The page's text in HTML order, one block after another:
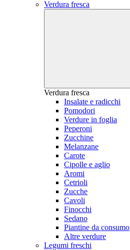
Verdura fresca
Verdura fresca
Insalate e radicchi
Pomodori
Verdure in foglia
Peperoni
Zucchine
Melanzane
Carote
Cipolle e aglio
Aromi
Cetrioli
Zucche
Cavoli
Finocchi
Sedano
Piantine da consumo
Altre verdure
Legumi freschi